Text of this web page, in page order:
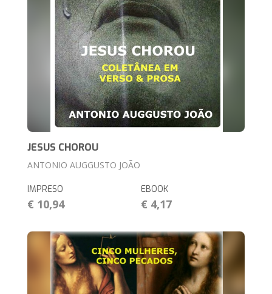
JESUS CHOROU
ANTONIO AUGGUSTO JOÃO
IMPRESO
€ 10,94
EBOOK
€ 4,17